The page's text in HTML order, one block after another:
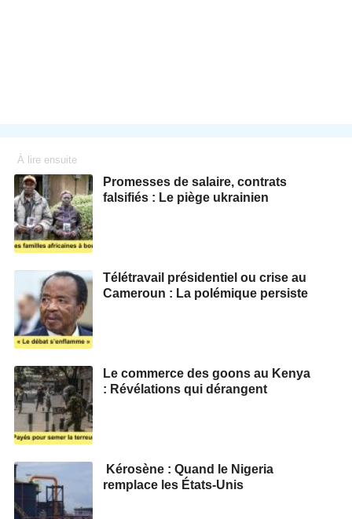
À lire ensuite
Promesses de salaire, contrats
falsifiés : Le piège ukrainien
Télétravail présidentiel ou crise au
Cameroun : La polémique persiste
Le commerce des goons au Kenya
: Révélations qui dérangent
Kérosène : Quand le Nigeria
remplace les États-Unis